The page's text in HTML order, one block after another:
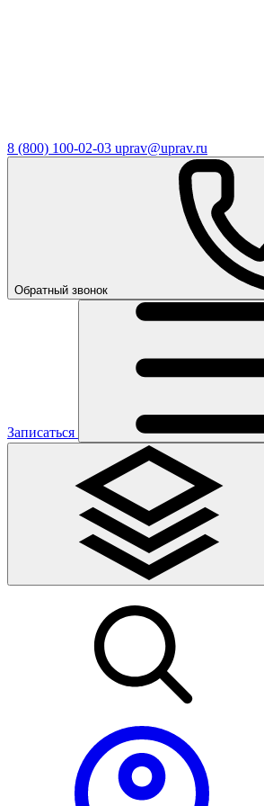
8 (800) 100-02-03 uprav@uprav.ru
Обратный звонок
Записаться